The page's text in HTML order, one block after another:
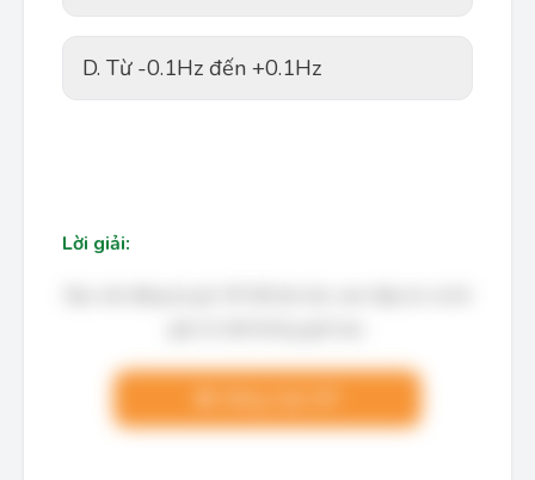
D. Từ -0.1Hz đến +0.1Hz
Lời giải: